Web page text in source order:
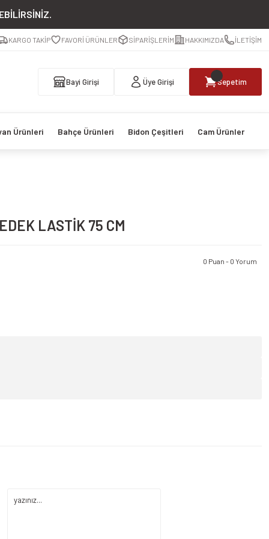
KARGO TAKİP FAVORİ ÜRÜNLER SİPARİŞLERİM HAKKIMIZDA İLETİŞİM
Bayi Girişi Üye Girişi Sepetim
Ürünleri Bahçe Ürünleri Bidon Çeşitleri Cam Ürünler
LASTİK 75 CM
0 Puan - 0 Yorum